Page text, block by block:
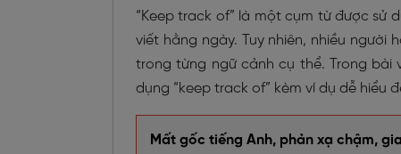
“Keep track of” là một cụm từ được sử
viết hằng ngày. Tuy nhiên, nhiều
trong từng ngữ cảnh cụ thể. Trong bài
dụng “keep track of” kèm ví dụ dễ hiểu
Mất gốc tiếng Anh, phản xạ chậm,